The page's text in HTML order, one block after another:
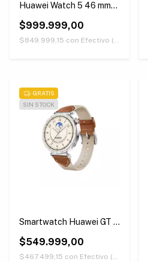
Huawei Watch 5 46 mm
$999.999,00
$849.999,15 con Efectivo (Únicamente retirando en nuestras sucursales)
SIN STOCK
GRATIS
Smartwatch Huawei GT 5
$549.999,00
$467.499,15 con Efectivo (Únicamente retirando en nuestras sucursales)